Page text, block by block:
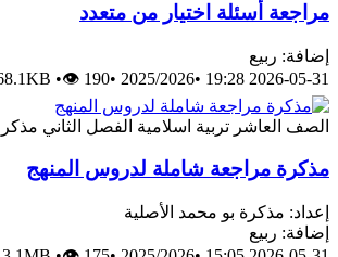
مراجعة أسئلة اختيار من متعدد
إضافة: ربيع
2026-05-31 19:28
•
2025/2026
•
•👁 190
الصف العاشر تربية اسلامية الفصل الثاني
مذكرة مراجعة شاملة لدروس المنهج
إعداد: مذكرة بو محمد الأصلية
إضافة: ربيع